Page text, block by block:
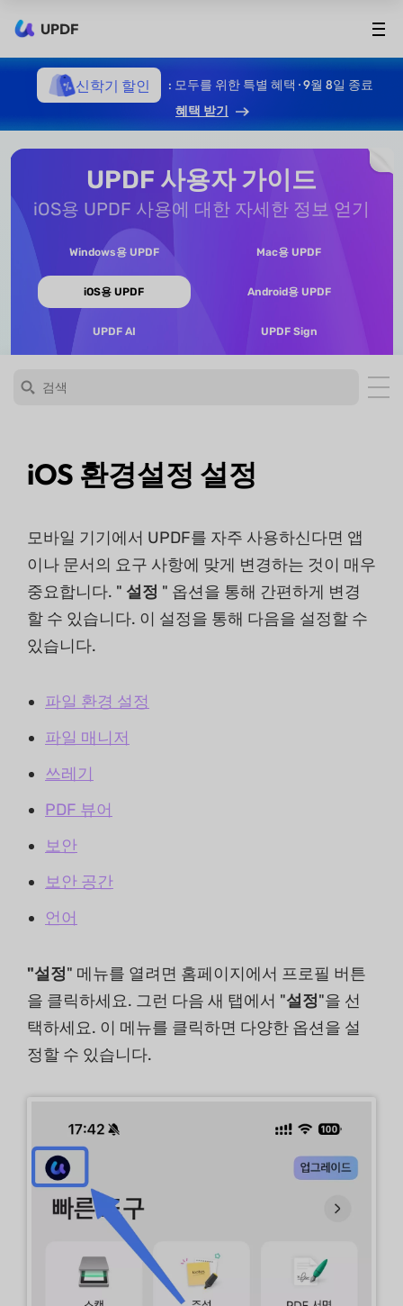
UPDF
신학기 할인
: 모두를 위한 특별 혜택 · 9월 8일 종료
혜택 받기
UPDF 사용자 가이드
iOS용 UPDF 사용에 대한 자세한 정보 얻기
Windows용 UPDF Mac용 UPDF
iOS용 UPDF Android용 UPDF
UPDF AI UPDF Sign
iOS 환경설정 설정
모바일 기기에서 UPDF를 자주 사용하신다면 앱
이나 문서의 요구 사항에 맞게 변경하는 것이 매우
중요합니다. " 설정 " 옵션을 통해 간편하게 변경
할 수 있습니다. 이 설정을 통해 다음을 설정할 수
있습니다.
파일 환경 설정
파일 매니저
쓰레기
PDF 뷰어
보안
보안 공간
언어
"설정" 메뉴를 열려면 홈페이지에서 프로필 버튼
을 클릭하세요. 그런 다음 새 탭에서 "설정"을 선
택하세요. 이 메뉴를 클릭하면 다양한 옵션을 설
정할 수 있습니다.